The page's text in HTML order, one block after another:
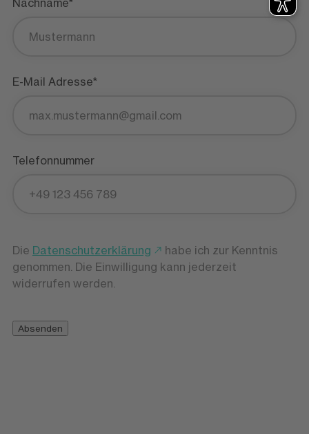
Nachname*
E-Mail Adresse*
Telefonnummer
Die Datenschutzerklärung
habe ich zur Kenntnis
genommen. Die Einwilligung kann jederzeit
widerrufen werden.
Absenden